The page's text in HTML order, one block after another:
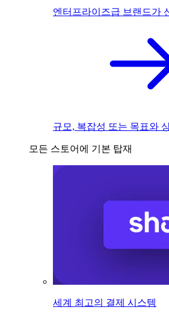
엔터프라이즈급 브랜드가
규모, 복잡성 또는 목표와
모든 스토어에 기본 탑재
세계 최고의 결제 시스템